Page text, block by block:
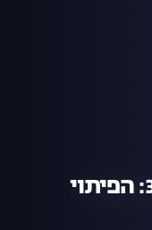
הישרדות, עונה 7, פרק 37: הפיתוי